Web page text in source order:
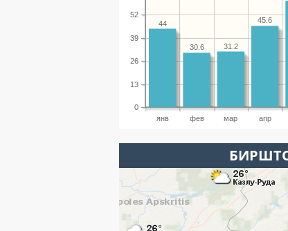
янв фев мар апр
0
13
26
39
52
45.6
31.2
30.6
44